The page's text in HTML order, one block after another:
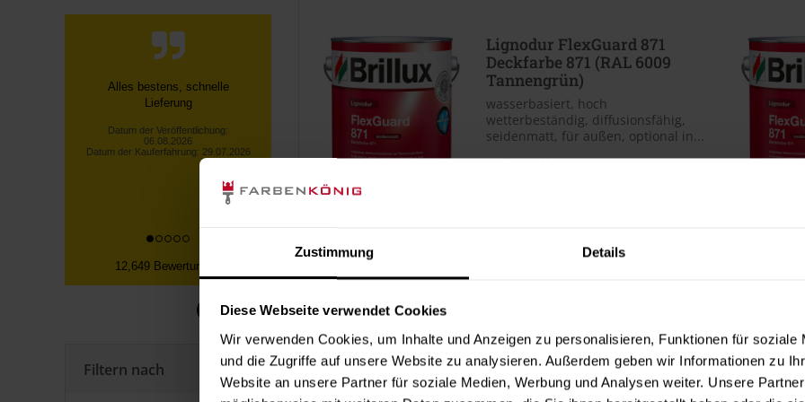
Zustimmung Details
Diese Webseite verwendet Cookies
Wir verwenden Cookies, um Inhalte und Anzeigen zu personalisieren, Funktionen für soziale
und die Zugriffe auf unsere Website zu analysieren. Außerdem geben wir Informationen zu
Website an unsere Partner für soziale Medien, Werbung und Analysen weiter. Unsere
Unkomplizierter Ablauf und tolles
Produkt, bin sehr happy - und
Datum der Veröffentlichung:
06.08.2026
Datum der Kauferfahrung: 26.07.2026
12,649 Bewertungen
Filtern nach
Lignodur FlexGuard 871
Deckfarbe 871 (RAL 6009
Tannengrün)
wasserbasiert, hoch
wetterbeständig, diffusionsfähig,
seidenmatt, für außen, optional in...
Verfügbare Varianten
Lignodur FlexGuard 871
Deckfarbe 871 (RAL 7035